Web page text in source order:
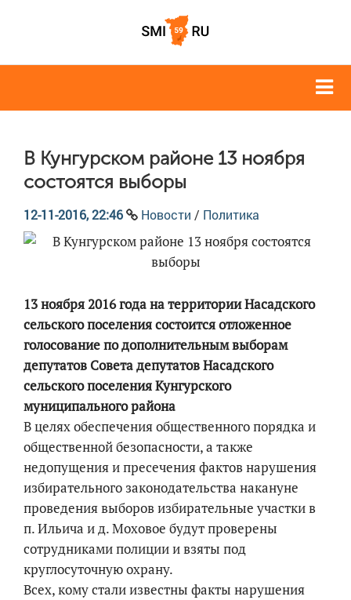
В Кунгурском районе 13 ноября
состоятся выборы
12-11-2016, 22:46 Новости / Политика
13 ноября 2016 года на территории Насадского
сельского поселения состоится отложенное
голосование по дополнительным выборам
депутатов Совета депутатов Насадского
сельского поселения Кунгурского
муниципального района
В целях обеспечения общественного порядка и
общественной безопасности, а также
недопущения и пресечения фактов нарушения
избирательного законодательства накануне
проведения выборов избирательные участки в
п. Ильича и д. Моховое будут проверены
сотрудниками полиции и взяты под
круглосуточную охрану.
Всех, кому стали известны факты нарушения